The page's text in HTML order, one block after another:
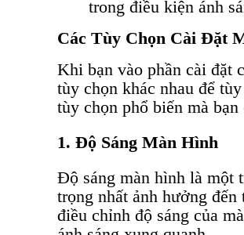
trong điều kiện ánh
Các Tùy Chọn Cài Đặt
Khi bạn vào phần cài đặt
tùy chọn khác nhau để
tùy chọn phổ biến mà
1. Độ Sáng Màn Hình
Độ sáng màn hình là một
trọng nhất ảnh hưởng
điều chỉnh độ sáng của